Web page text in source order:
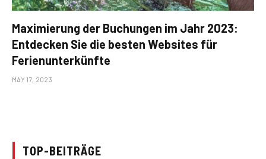
Maximierung der Buchungen im Jahr 2023:
Entdecken Sie die besten Websites für
Ferienunterkünfte
MAY 17, 2023
TOP-BEITRÄGE